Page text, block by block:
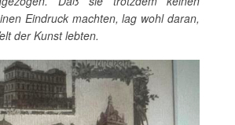
Eindruck machten, lag wohl daran,
der Kunst lebten.